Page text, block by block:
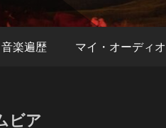
音楽遍歴 マイ・オーディオ
ビア